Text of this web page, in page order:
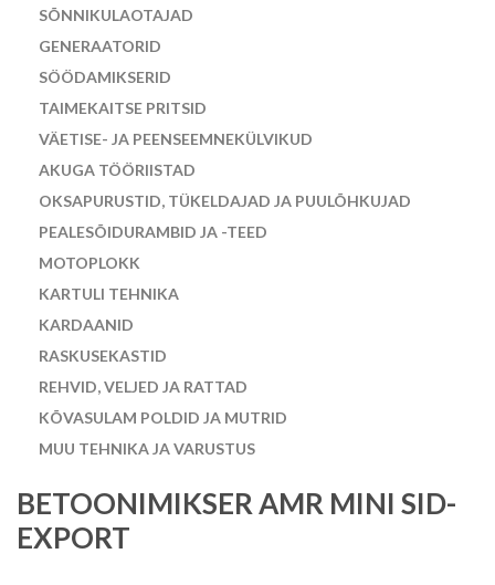
SÕNNIKULAOTAJAD
GENERAATORID
SÖÖDAMIKSERID
TAIMEKAITSE PRITSID
VÄETISE- JA PEENSEEMNEKÜLVIKUD
AKUGA TÖÖRIISTAD
OKSAPURUSTID, TÜKELDAJAD JA PUULÕHKUJAD
PEALESÕIDURAMBID JA -TEED
MOTOPLOKK
KARTULI TEHNIKA
KARDAANID
RASKUSEKASTID
REHVID, VELJED JA RATTAD
KÕVASULAM POLDID JA MUTRID
MUU TEHNIKA JA VARUSTUS
BETOONIMIKSER AMR MINI SID-
EXPORT